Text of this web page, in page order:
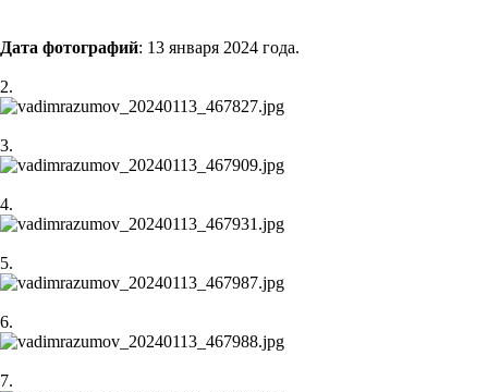
Дата фотографий: 13 января 2024 года.
2.
3.
4.
5.
6.
7.